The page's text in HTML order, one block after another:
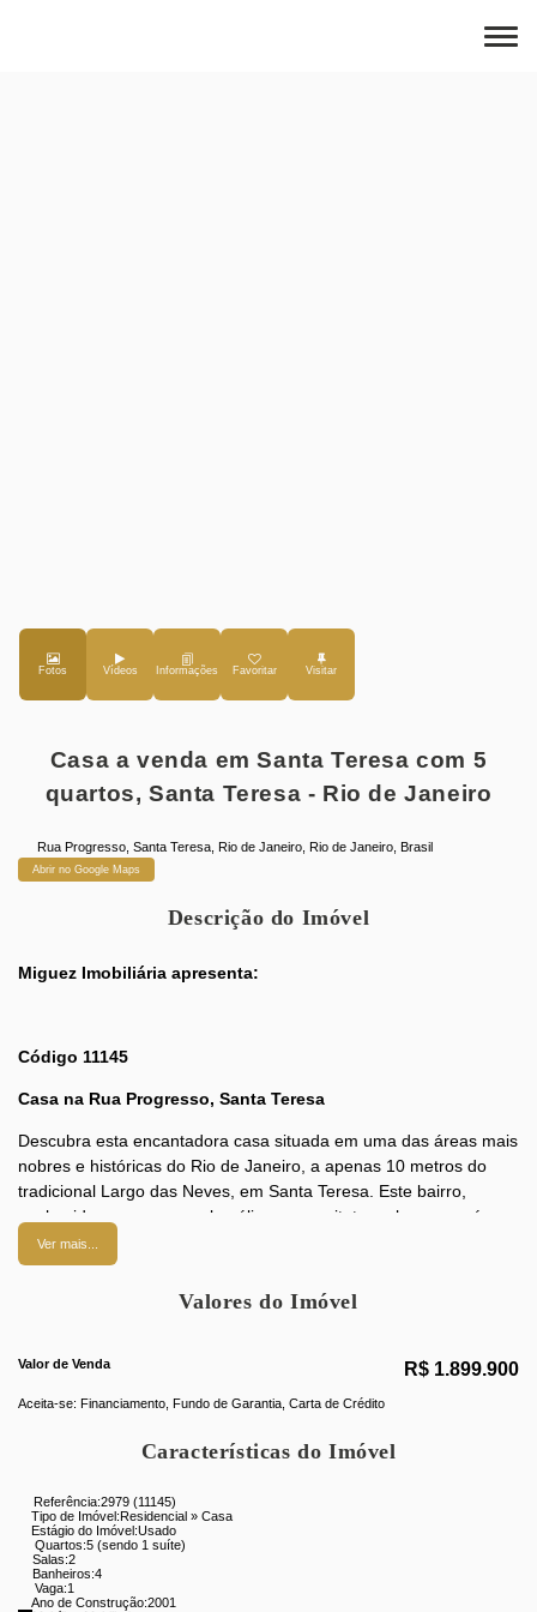
Fotos Vídeos Favoritar
Casa a venda em Santa Teresa com 5
quartos, Santa Teresa - Rio de Janeiro
Rua Progresso ,Santa Teresa ,Rio de Janeiro ,Rio de Janeiro ,Brasil
Abrir no Google Maps
Descrição do Imóvel
Miguez Imobiliária apresenta:
Código 11145
Casa na Rua Progresso, Santa Teresa
Descubra esta encantadora casa situada em uma das áreas mais
nobres e históricas do Rio de Janeiro, a apenas 10 metros do
tradicional Largo das Neves, em Santa Teresa. Este bairro,
conhecido por suas ruas bucólicas e arquitetura charmosa, é um
verdadeiro cartão-postal carioca, repleto de vida cultural e
artística. Com fácil acesso a transportes para o Centro, Zona
Norte e Zona Sul, você estará próximo a uma variedade de
A casa, com aproximadamente 395 m², é clara e arejada,
composta por um salão espaçoso em 3 ambientes, com janelão e
aconchegante. Conta com 5 quartos, uma ampla copa-cozinha,
sociais, a casa também oferece comodidades adicionais, como
uma academia.
Na área externa, você encontrará uma varanda, um terraço e
uma piscina, ideal para momentos de lazer. A churrasqueira é
Ver mais...
Valores do Imóvel
R$ 1.899.900
Valor de Venda
Aceita-se: Financiamento, Fundo de Garantia, Carta de Crédito
Características do Imóvel
Referência:2979 (11145)
Tipo de Imóvel:Residencial » Casa
Estágio do Imóvel:Usado
Quartos:5 (sendo 1 suíte)
Salas:2
Banheiros:4
Vaga:1
Ano de Construção:2001